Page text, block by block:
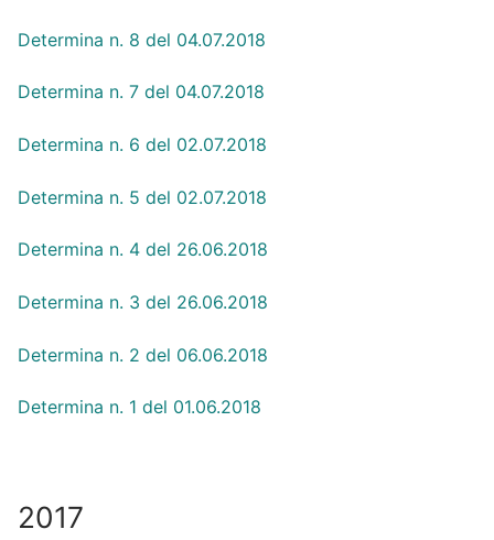
Determina n. 8 del 04.07.2018
Determina n. 7 del 04.07.2018
Determina n. 6 del 02.07.2018
Determina n. 5 del 02.07.2018
Determina n. 4 del 26.06.2018
Determina n. 3 del 26.06.2018
Determina n. 2 del 06.06.2018
Determina n. 1 del 01.06.2018
2017